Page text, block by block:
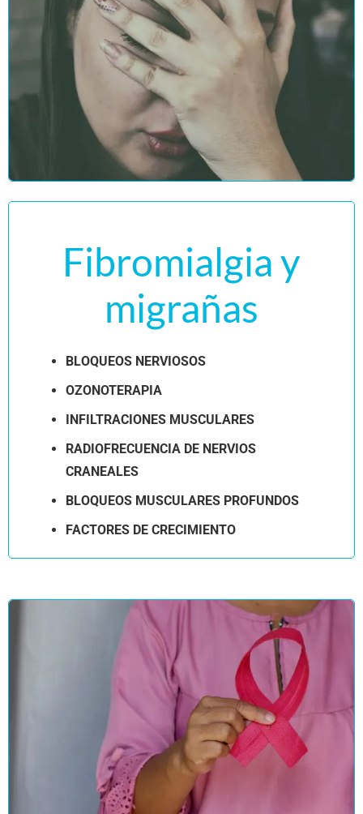
Fibromialgia y
migrañas
BLOQUEOS NERVIOSOS
OZONOTERAPIA
INFILTRACIONES MUSCULARES
RADIOFRECUENCIA DE NERVIOS
CRANEALES
BLOQUEOS MUSCULARES PROFUNDOS
FACTORES DE CRECIMIENTO